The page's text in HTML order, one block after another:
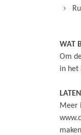
WAT
Om
in het
Meer